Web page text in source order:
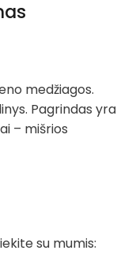
medžiagos.
Pagrindas yra
– mišrios
su mumis: